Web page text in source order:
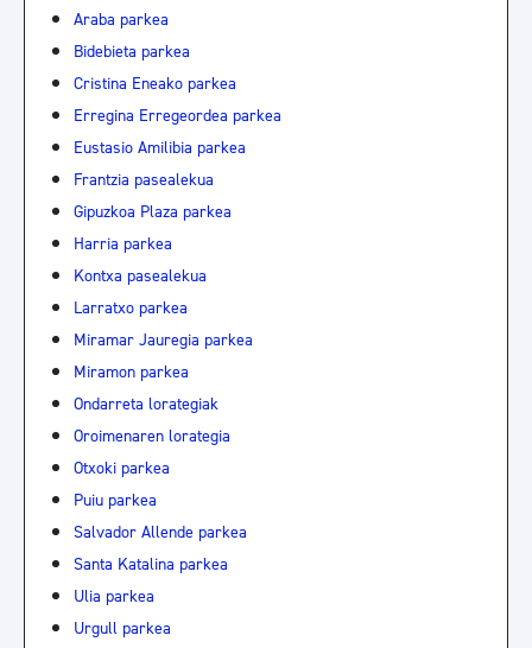
Araba parkea
Bidebieta parkea
Cristina Eneako parkea
Erregina Erregeordea parkea
Eustasio Amilibia parkea
Frantzia pasealekua
Gipuzkoa Plaza parkea
Harria parkea
Kontxa pasealekua
Larratxo parkea
Miramar Jauregia parkea
Miramon parkea
Ondarreta lorategiak
Oroimenaren lorategia
Otxoki parkea
Puiu parkea
Salvador Allende parkea
Santa Katalina parkea
Ulia parkea
Urgull parkea